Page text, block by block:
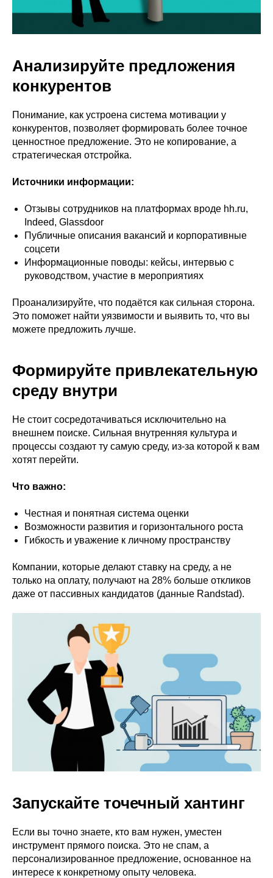
Анализируйте предложения
конкурентов
Понимание, как устроена система мотивации у
конкурентов, позволяет формировать более точное
ценностное предложение. Это не копирование, а
стратегическая отстройка.
Источники информации:
Отзывы сотрудников на платформах вроде hh.ru,
Indeed, Glassdoor
Публичные описания вакансий и корпоративные
соцсети
Информационные поводы: кейсы, интервью с
руководством, участие в мероприятиях
Проанализируйте, что подаётся как сильная сторона.
Это поможет найти уязвимости и выявить то, что вы
можете предложить лучше.
Формируйте привлекательную
среду внутри
Не стоит сосредотачиваться исключительно на
внешнем поиске. Сильная внутренняя культура и
процессы создают ту самую среду, из-за которой к вам
хотят перейти.
Что важно:
Честная и понятная система оценки
Возможности развития и горизонтального роста
Гибкость и уважение к личному пространству
Компании, которые делают ставку на среду, а не
только на оплату, получают на 28% больше откликов
даже от пассивных кандидатов (данные Randstad).
Запускайте точечный хантинг
Если вы точно знаете, кто вам нужен, уместен
инструмент прямого поиска. Это не спам, а
персонализированное предложение, основанное на
интересе к конкретному опыту человека.